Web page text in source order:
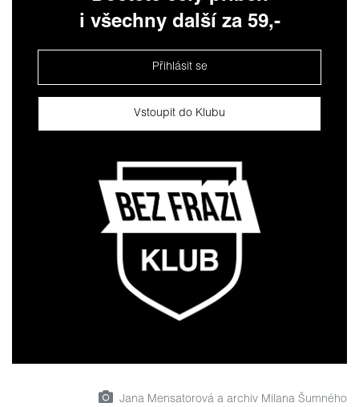
i všechny další za 59,-
Přihlásit se
Vstoupit do Klubu
Jana Mensatorová a archiv Milana Šumného